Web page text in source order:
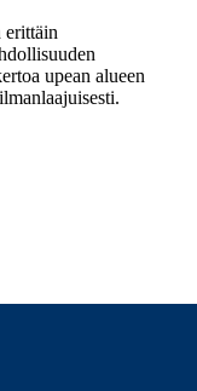
erittäin
upean alueen